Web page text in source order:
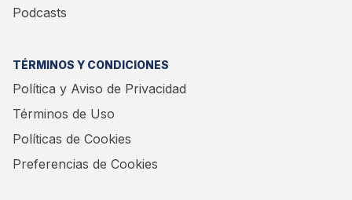
Podcasts
TÉRMINOS Y CONDICIONES
Política y Aviso de Privacidad
Términos de Uso
Políticas de Cookies
Preferencias de Cookies